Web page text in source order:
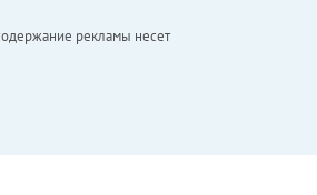
рекламы несет